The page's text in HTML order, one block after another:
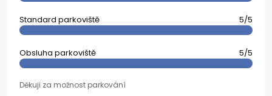
Standard parkoviště 5/5
Obsluha parkoviště 5/5
Děkuji za možnost parkování